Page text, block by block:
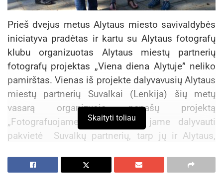
Prieš dvejus metus Alytaus miesto savivaldybės
iniciatyva pradėtas ir kartu su Alytaus fotografų
klubu organizuotas Alytaus miestų partnerių
fotografų projektas „Viena diena Alytuje” neliko
pamirštas. Vienas iš projekte dalyvavusių Alytaus
miestų partnerių Suvalkai (Lenkija) šių metų
vasarą organizuoja panašų projektą
„Fotografuojame Suvalkus” ir jame dalyvauti
pakvietė Suvalkų partnerių, tarp jų ir Alytaus,
birželio 6–7 d. atstovaus du Alytaus fotografai –
Skaityti toliau